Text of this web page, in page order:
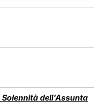
Solennità dell'Assunta